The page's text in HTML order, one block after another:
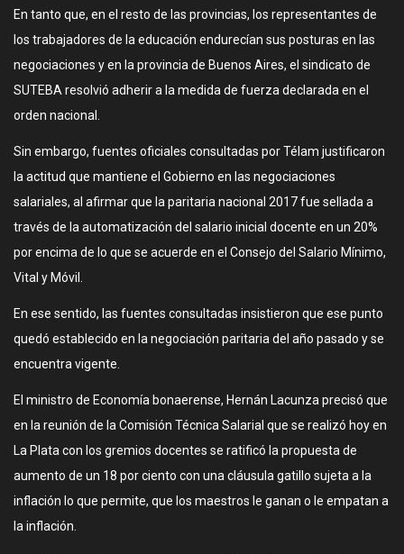
En tanto que, en el resto de las provincias, los representantes de
los trabajadores de la educación endurecían sus posturas en las
negociaciones y en la provincia de Buenos Aires, el sindicato de
SUTEBA resolvió adherir a la medida de fuerza declarada en el
orden nacional.
Sin embargo, fuentes oficiales consultadas por Télam justificaron
la actitud que mantiene el Gobierno en las negociaciones
salariales, al afirmar que la paritaria nacional 2017 fue sellada a
través de la automatización del salario inicial docente en un 20%
por encima de lo que se acuerde en el Consejo del Salario Mínimo,
Vital y Móvil.
En ese sentido, las fuentes consultadas insistieron que ese punto
quedó establecido en la negociación paritaria del año pasado y se
encuentra vigente.
El ministro de Economía bonaerense, Hernán Lacunza precisó que
en la reunión de la Comisión Técnica Salarial que se realizó hoy en
La Plata con los gremios docentes se ratificó la propuesta de
aumento de un 18 por ciento con una cláusula gatillo sujeta a la
inflación lo que permite, que los maestros le ganan o le empatan a
la inflación.